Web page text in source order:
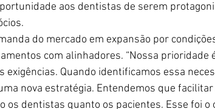
aos dentistas de serem
do mercado em expansão por
com alinhadores. “Nossa prioridade
exigências. Quando identificamos essa
nova estratégia. Entendemos que facilitar
os dentistas quanto os pacientes. Esse foi o